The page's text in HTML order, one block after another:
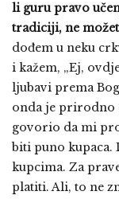
li guru pravo
tradiciji, ne
dođem u neku
i kažem, „Ej,
ljubavi prema
onda je prirodno
govorio da mi
biti puno kupaca.
kupcima. Za
platiti. Ali, to ne